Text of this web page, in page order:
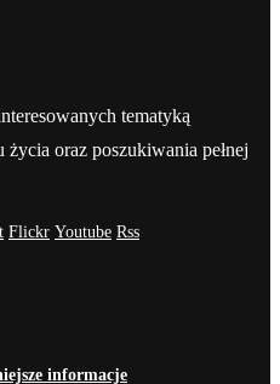
tematyką
oraz poszukiwania pełnej
Flickr Youtube Rss
informacje